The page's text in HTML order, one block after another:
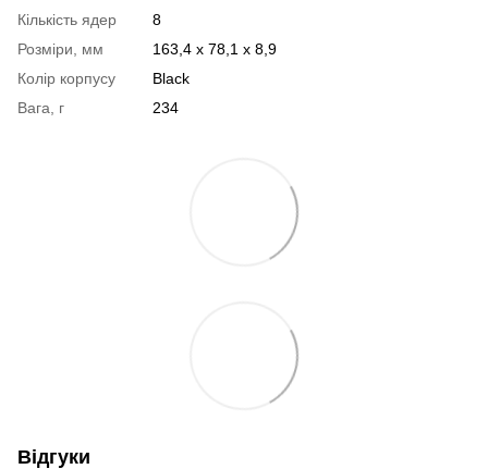
Кількість ядер
8
Розміри, мм
163,4 х 78,1 х 8,9
Колір корпусу
Black
Вага, г
234
Відгуки